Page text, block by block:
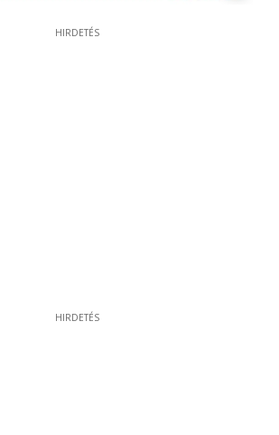
HIRDETÉS
HIRDETÉS